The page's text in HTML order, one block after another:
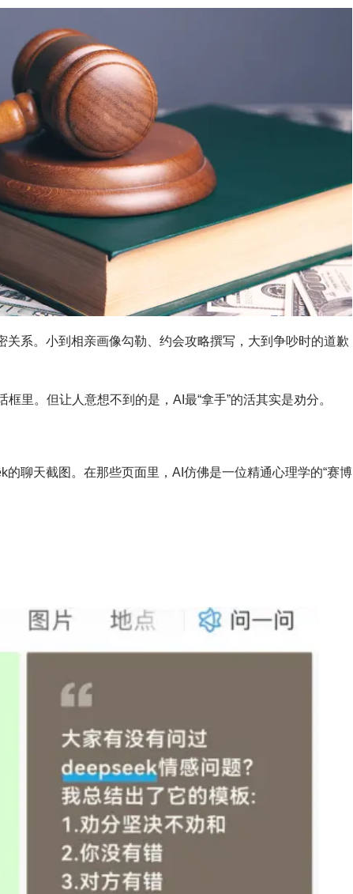
系。小到相亲画像勾勒、约会攻略撰写，大到争吵时的道歉
里。但让人意想不到的是，AI最“拿手”的活其实是劝分。
聊天截图。在那些页面里，AI仿佛是一位精通心理学的“赛博